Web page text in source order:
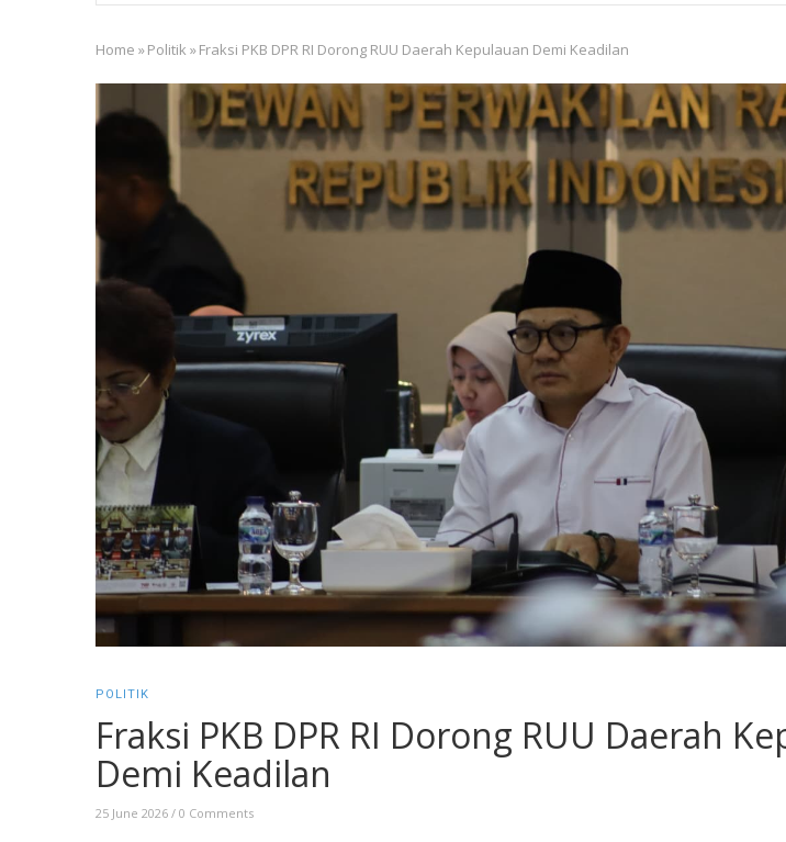
Breadcrumb
Home »Politik »Fraksi PKB DPR RI Dorong RUU Daerah Kepulauan Demi Keadilan
POLITIK
Fraksi PKB DPR RI Dorong RUU Daerah
Demi Keadilan
25 June 2026 / 0 Comments